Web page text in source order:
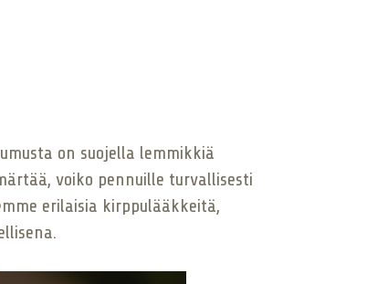
on suojella lemmikkiä
voiko pennuille turvallisesti
erilaisia kirppulääkkeitä,